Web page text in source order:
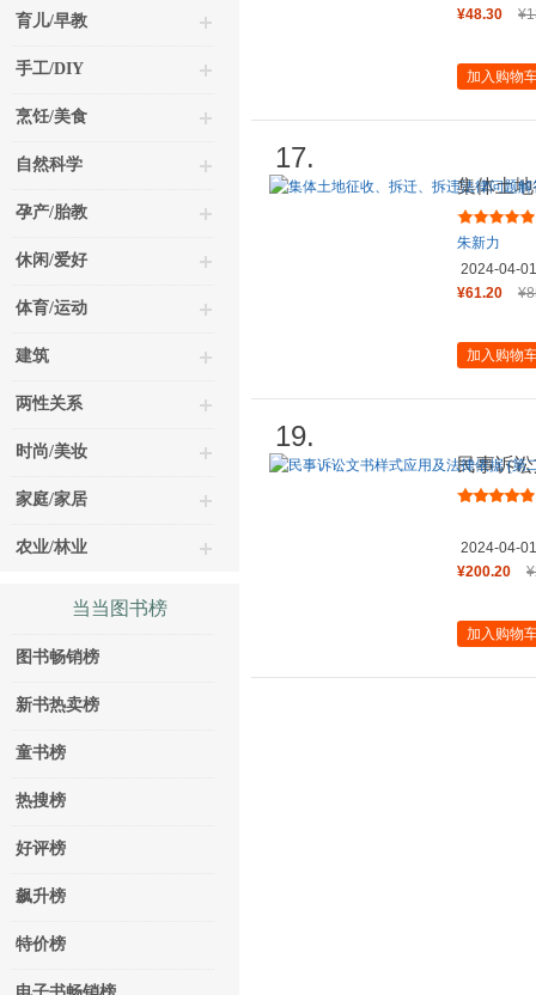
育儿/早教
手工/DIY
烹饪/美食
自然科学
孕产/胎教
休闲/爱好
体育/运动
建筑
两性关系
时尚/美妆
家庭/家居
农业/林业
当当图书榜
图书畅销榜
新书热卖榜
童书榜
热搜榜
好评榜
飙升榜
特价榜
¥48.30
加入购物
17.
集体土
与实例
朱新力
2024-04-01
¥61.20
加入购物
19.
民事诉
版)
2024-04-01
¥200.20
加入购物